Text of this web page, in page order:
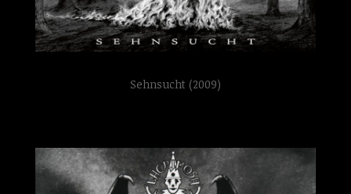
Sehnsucht (2009)